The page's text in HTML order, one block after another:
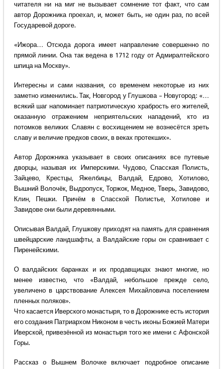
читателя ни на миг не вызывает сомнение тот факт, что сам
автор Дорожника проехал, и, может быть, не один раз, по всей
Государевой дороге.
«Ижора… Отсюда дорога имеет направление совершенно по
прямой линии. Она так ведена в 1712 году от Адмиралтейского
шпица на Москву».
Интересны и сами названия, со временем некоторые из них
заметно изменились. Так, Новгород у Глушкова – Новугород: «…
всякий шаг напоминает патриотическую храбрость его жителей,
оказанную отражением неприятельских нападений, кто из
потомков великих Славян с восхищением не вознесётся зреть
славу и величие предков своих, в веках протекших».
Автор Дорожника указывает в своих описаниях все путевые
дворцы, называя их Имперскими. Чудово, Спасская Полисть,
Зайцево, Крестцы, Яжелбицы, Валдай, Едрово, Хотилово,
Вышний Волочёк, Выдропуск, Торжок, Медное, Тверь, Завидово,
Клин, Пешки. Причём в Спасской Полистье, Хотилове и
Завидове они были деревянными.
Описывая Валдай, Глушкову приходят на память для сравнения
швейцарские ландшафты, а Валдайские горы он сравнивает с
Пиренейскими.
О валдайских баранках и их продавщицах знают многие, но
менее известно, что «Валдай, небольшое прежде село,
увеличено в царствование Алексея Михайловича поселением
пленных поляков».
Что касается Иверского монастыря, то в Дорожнике есть история
его создания Патриархом Никоном в честь иконы Божией Матери
Иверской, привезённой из монастыря того же имени с Афонской
Горы.
Рассказ о Вышнем Волочке включает подробное описание